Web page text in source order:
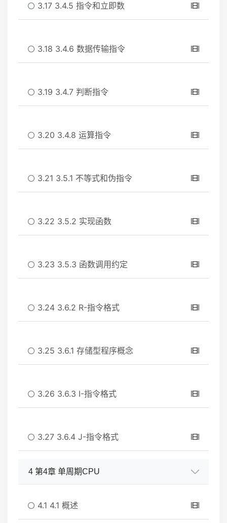
3.17 3.4.5 指令和立即数
3.18 3.4.6 数据传输指令
3.19 3.4.7 判断指令
3.20 3.4.8 运算指令
3.21 3.5.1 不等式和伪指令
3.22 3.5.2 实现函数
3.23 3.5.3 函数调用约定
3.24 3.6.2 R-指令格式
3.25 3.6.1 存储型程序概念
3.26 3.6.3 I-指令格式
3.27 3.6.4 J-指令格式
4 第4章 单周期CPU
4.1 4.1 概述